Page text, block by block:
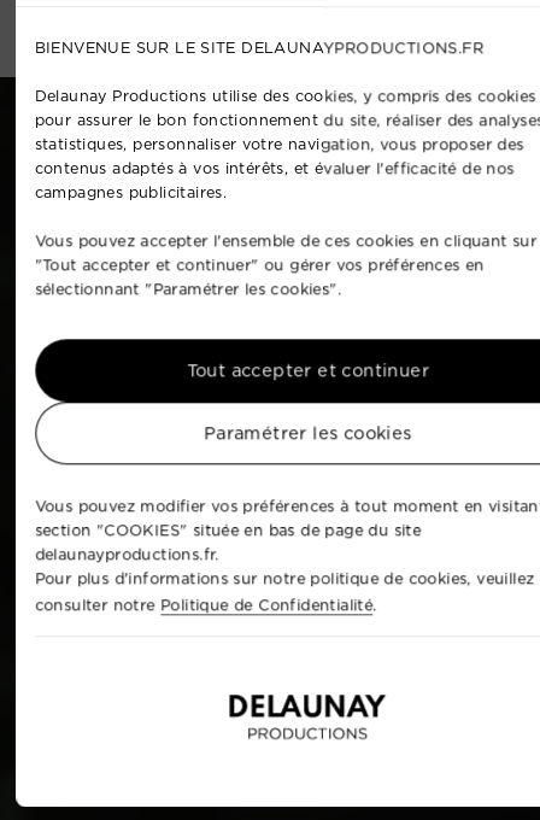
BIENVENUE SUR LE SITE DELAUNAYPRODUCTIONS.FR
Delaunay Productions utilise des cookies, y compris des
pour assurer le bon fonctionnement du site, réaliser des
statistiques, personnaliser votre navigation, vous proposer des
contenus adaptés à vos intérêts, et évaluer l'efficacité de nos
campagnes publicitaires.
Vous pouvez accepter l'ensemble de ces cookies en cliquant sur
"Tout accepter et continuer" ou gérer vos préférences en
sélectionnant "Paramétrer les cookies".
Paramétrer les cookies
Tout accepter et continuer
Vous pouvez modifier vos préférences à tout moment en
section "COOKIES" située en bas de page du site
delaunayproductions.fr.
Pour plus d'informations sur notre politique de cookies, veuillez
consulter notre Politique de Confidentialité.